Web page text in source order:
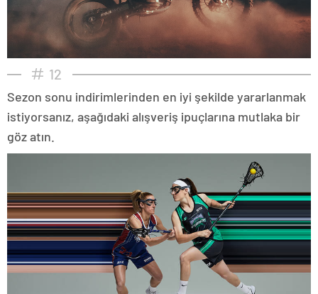
12
Sezon sonu indirimlerinden en iyi şekilde yararlanmak
istiyorsanız, aşağıdaki alışveriş ipuçlarına mutlaka bir
göz atın.